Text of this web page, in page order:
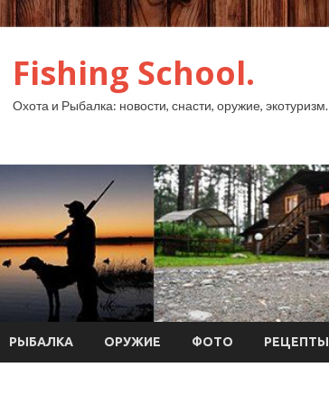
Fishing School.
Охота и Рыбалка: новости, снасти, оружие, экотуризм.
РЫБАЛКА ОРУЖИЕ ФОТО РЕЦЕПТЫ